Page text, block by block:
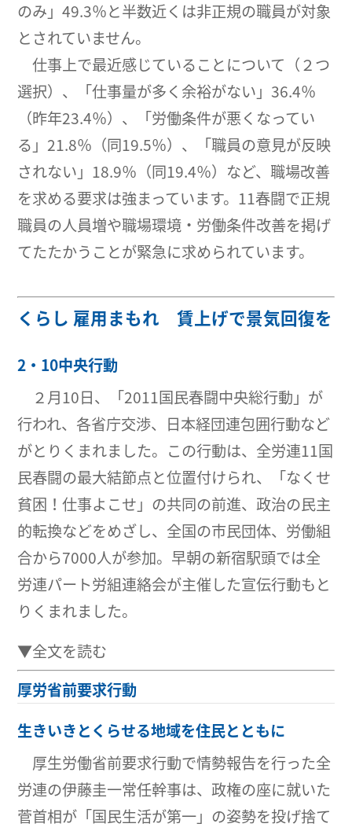
のみ」49.3％と半数近くは非正規の職員が対象
とされていません。
仕事上で最近感じていることについて（２つ
選択）、「仕事量が多く余裕がない」36.4％
（昨年23.4％）、「労働条件が悪くなってい
る」21.8％（同19.5％）、「職員の意見が反映
されない」18.9％（同19.4％）など、職場改善
を求める要求は強まっています。11春闘で正規
職員の人員増や職場環境・労働条件改善を掲げ
てたたかうことが緊急に求められています。
くらし 雇用まもれ 賃上げで景気回復を
2・10中央行動
２月10日、「2011国民春闘中央総行動」が
行われ、各省庁交渉、日本経団連包囲行動など
がとりくまれました。この行動は、全労連11国
民春闘の最大結節点と位置付けられ、「なくせ
貧困！仕事よこせ」の共同の前進、政治の民主
的転換などをめざし、全国の市民団体、労働組
合から7000人が参加。早朝の新宿駅頭では全
労連パート労組連絡会が主催した宣伝行動もと
りくまれました。
▼全文を読む
厚労省前要求行動
生きいきとくらせる地域を住民とともに
厚生労働省前要求行動で情勢報告を行った全
労連の伊藤圭一常任幹事は、政権の座に就いた
菅首相が「国民生活が第一」の姿勢を投げ捨て